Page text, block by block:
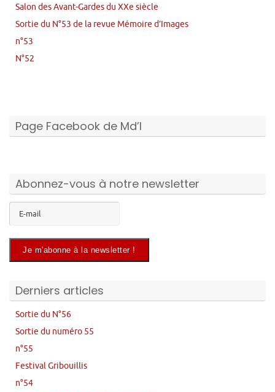
Salon des Avant-Gardes du XXe siècle
Sortie du N°53 de la revue Mémoire d’Images
n°53
N°52
Page Facebook de Md’I
Abonnez-vous à notre newsletter
Derniers articles
Sortie du N°56
Sortie du numéro 55
n°55
Festival Gribouillis
n°54